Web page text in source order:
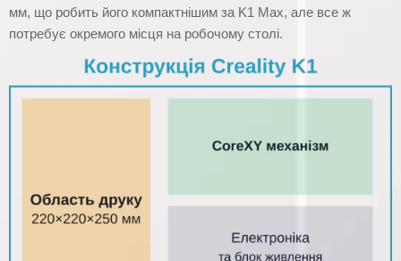
мм, що робить його компактнішим за K1 Max, але все ж
потребує окремого місця на робочому столі.